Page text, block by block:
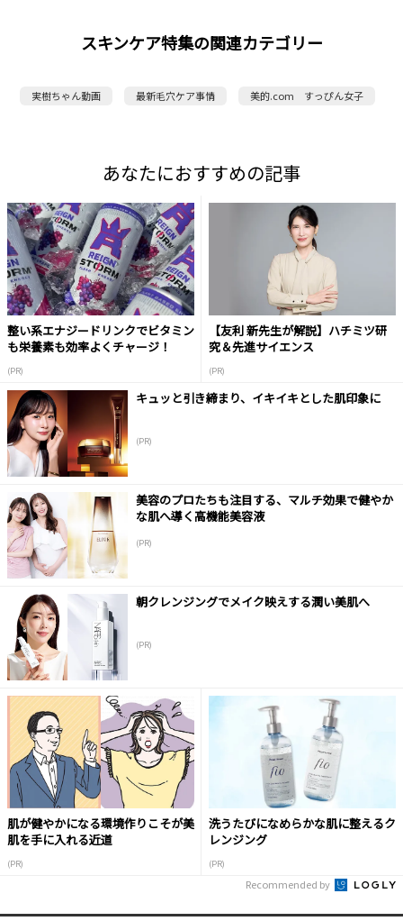
スキンケア特集の関連カテゴリー
実樹ちゃん動画 最新毛穴ケア事情 美的.com すっぴん女子
あなたにおすすめの記事
整い系エナジードリンクでビタミン
も栄養素も効率よくチャージ！
(PR)
【友利 新先生が解説】ハチミツ研
究＆先進サイエンス
(PR)
キュッと引き締まり、イキイキとした肌印象に
(PR)
美容のプロたちも注目する、マルチ効果で健やか
な肌へ導く高機能美容液
(PR)
朝クレンジングでメイク映えする潤い美肌へ
(PR)
肌が健やかになる環境作りこそが美
肌を手に入れる近道
(PR)
洗うたびになめらかな肌に整えるク
レンジング
(PR)
Recommended by